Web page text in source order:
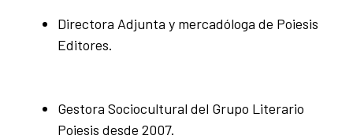
Directora Adjunta y mercadóloga de Poiesis
Editores.
Gestora Sociocultural del Grupo Literario
Poiesis desde 2007.